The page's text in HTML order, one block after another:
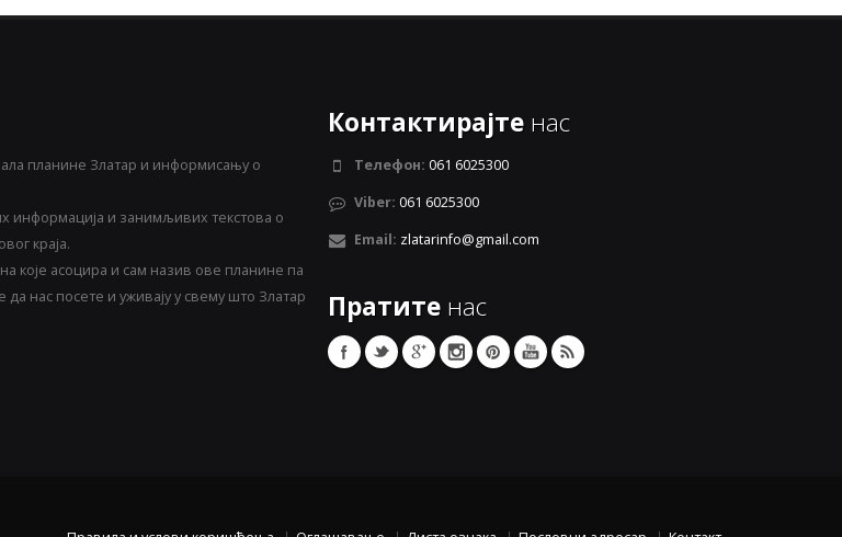
планине Златар и информисању о
информација и занимљивих текстова о
краја.
које асоцира и сам назив ове планине па
нас посете и уживају у свему што Златар
Контактирајте нас
Телефон: 061 6025300
Viber: 061 6025300
Email: zlatarinfo@gmail.com
Пратите нас